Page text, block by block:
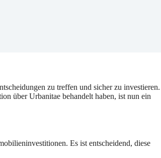
zu treffen und sicher zu investieren.
über Urbanitae behandelt haben, ist nun ein
Es ist entscheidend, diese